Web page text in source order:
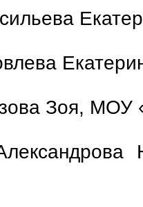
Зоя, МОУ